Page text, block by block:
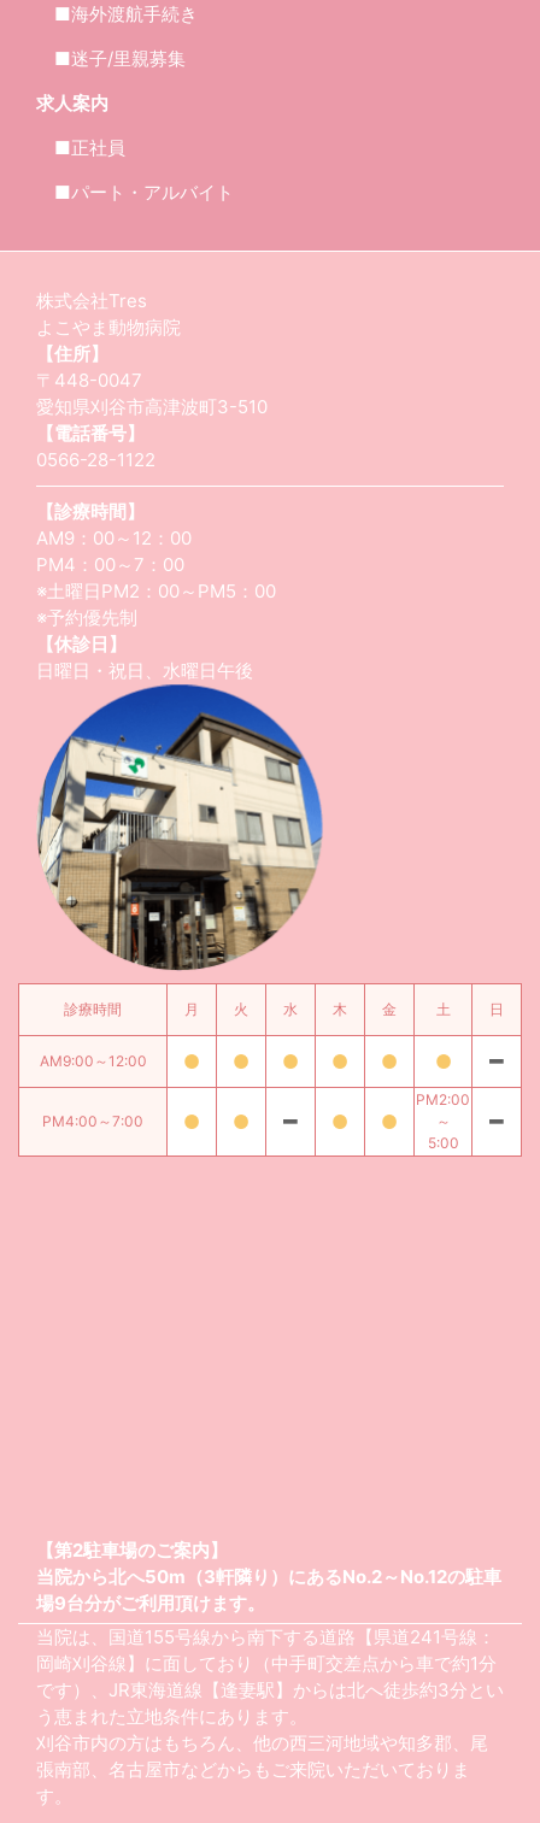
■海外渡航手続き
■迷子/里親募集
求人案内
■正社員
■パート・アルバイト
株式会社Tres
よこやま動物病院
【住所】
〒448-0047
愛知県刈谷市高津波町3-510
【電話番号】
0566-28-1122
【診療時間】
AM9：00～12：00
PM4：00～7：00
※土曜日PM2：00～PM5：00
※予約優先制
【休診日】
日曜日・祝日、水曜日午後
診療時間 月 火 水 木 金 土 日
AM9:00～12:00
PM4:00～7:00
PM2:00
～
5:00
【第2駐車場のご案内】
当院から北へ50m（3軒隣り）にあるNo.2～No.12の駐車
場9台分がご利用頂けます。
当院は、国道155号線から南下する道路【県道241号線：
岡崎刈谷線】に面しており（中手町交差点から車で約1分
です）、JR東海道線【逢妻駅】からは北へ徒歩約3分とい
う恵まれた立地条件にあります。
刈谷市内の方はもちろん、他の西三河地域や知多郡、尾
張南部、名古屋市などからもご来院いただいておりま
す。